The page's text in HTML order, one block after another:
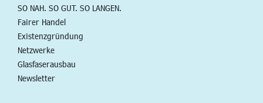
SO NAH. SO GUT. SO LANGEN.
Fairer Handel
Existenzgründung
Netzwerke
Glasfaserausbau
Newsletter